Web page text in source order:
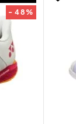
- 48%